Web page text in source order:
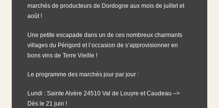
marchés de producteurs de Dordogne aux mois de juillet et
août !
Une petite escapade dans un de ces nombreux charmants
villages du Périgord et l’occasion de s’approvisionner en
bons vins de Terre Vieille !
Le programme des marchés jour par jour :
Lundi : Sainte Alvère 24510 Val de Louyre et Caudeau –>
Dès le 21 juin !